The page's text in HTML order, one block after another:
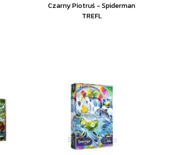
Czarny Piotruś - Spiderman
TREFL